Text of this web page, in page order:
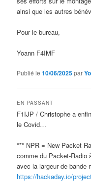
ainsi que les autres
Pour le bureau,
Yoann F4IMF
Publié le10/06/2025par
EN PASSANT
F1IJP / Christophe a
le Covid…
*** NPR = New Packet
comme du Packet-Radio
avec la largeur de bande
https://hackaday.io/